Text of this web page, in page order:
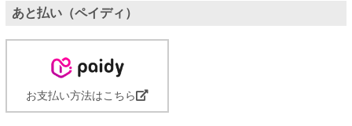
あと払い（ペイディ）
お支払い方法はこちら